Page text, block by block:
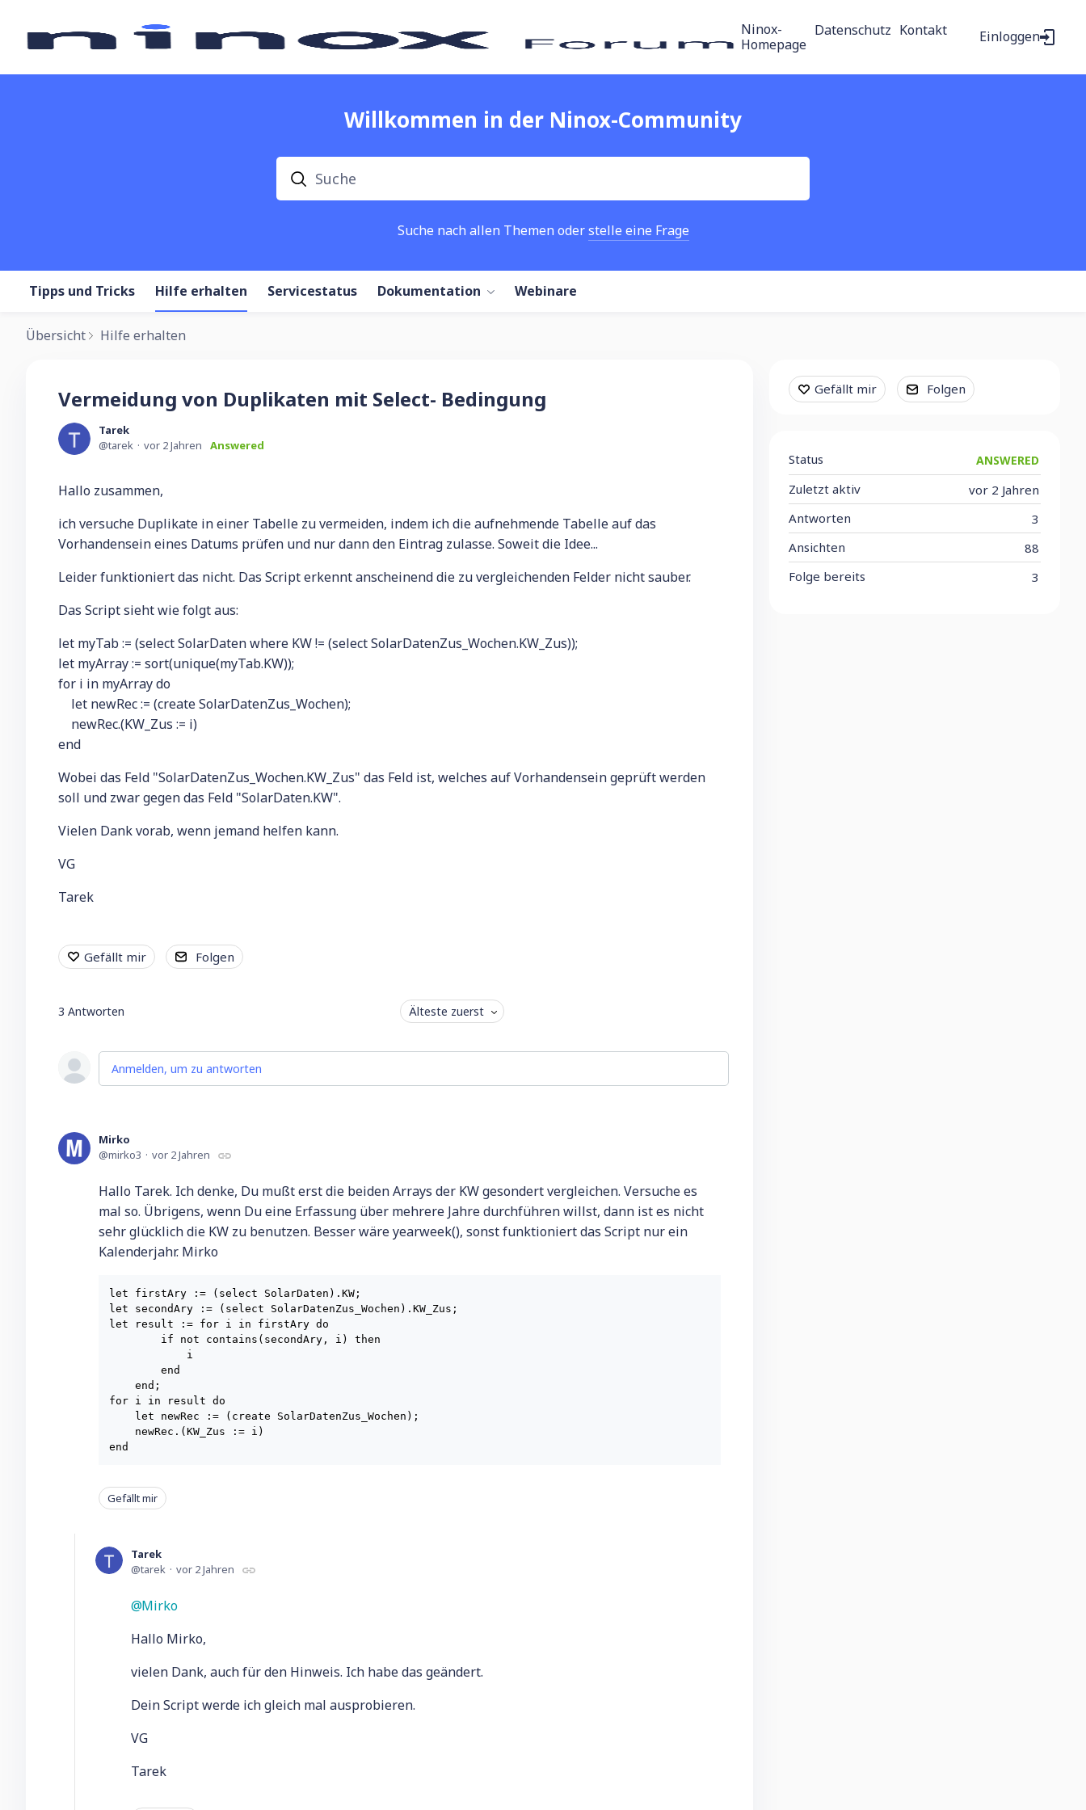
Ninox-
Homepage
Datenschutz Kontakt Einloggen
Willkommen in der Ninox-Community
Suche
Suche nach allen Themen oderstelle eine Frage
Tipps und Tricks Hilfe erhalten Servicestatus Dokumentation Webinare
Übersicht Hilfe erhalten
Vermeidung von Duplikaten mit Select- Bedingung
Tarek
tarek
vor 2 Jahren Answered
Hallo zusammen,
ich versuche Duplikate in einer Tabelle zu vermeiden, indem ich die aufnehmende Tabelle auf das
Vorhandensein eines Datums prüfen und nur dann den Eintrag zulasse. Soweit die Idee...
Leider funktioniert das nicht. Das Script erkennt anscheinend die zu vergleichenden Felder nicht sauber.
Das Script sieht wie folgt aus:
let myTab := (select SolarDaten where KW != (select SolarDatenZus_Wochen.KW_Zus));
let myArray := sort(unique(myTab.KW));
for i in myArray do
let newRec := (create SolarDatenZus_Wochen);
newRec.(KW_Zus := i)
end
Wobei das Feld "SolarDatenZus_Wochen.KW_Zus" das Feld ist, welches auf Vorhandensein geprüft werden
soll und zwar gegen das Feld "SolarDaten.KW".
Vielen Dank vorab, wenn jemand helfen kann.
VG
Tarek
Gefällt mir Folgen
3 Antworten Älteste zuerst
Anmelden, um zu antworten
Mirko
mirko3
vor 2 Jahren
Hallo Tarek. Ich denke, Du mußt erst die beiden Arrays der KW gesondert vergleichen. Versuche es
mal so. Übrigens, wenn Du eine Erfassung über mehrere Jahre durchführen willst, dann ist es nicht
sehr glücklich die KW zu benutzen. Besser wäre yearweek(), sonst funktioniert das Script nur ein
Kalenderjahr. Mirko
let firstAry := (select SolarDaten).KW;
let secondAry := (select SolarDatenZus_Wochen).KW_Zus;
let result := for i in firstAry do
        if not contains(secondAry, i) then
            i
        end
    end;
for i in result do
    let newRec := (create SolarDatenZus_Wochen);
    newRec.(KW_Zus := i)
Gefällt mir
Tarek
tarek
vor 2 Jahren
Mirko
Hallo Mirko,
vielen Dank, auch für den Hinweis. Ich habe das geändert.
Dein Script werde ich gleich mal ausprobieren.
VG
Tarek
Content aside
Gefällt mir Folgen
Status ANSWERED
vor 2 Jahren
Zuletzt aktiv
3
Antworten
88
Ansichten
3
Folge bereits